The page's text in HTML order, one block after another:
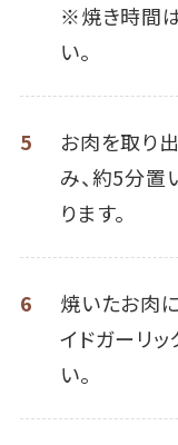
※焼き時間
い。
5
お肉を取り
み、約5分置
ります。
6 焼いたお肉に
イドガーリ
い。